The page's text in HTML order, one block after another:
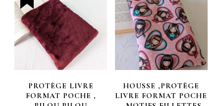
PROTÈGE LIVRE
FORMAT POCHE ,
HOUSSE ,PROTÈGE
LIVRE FORMAT POCHE